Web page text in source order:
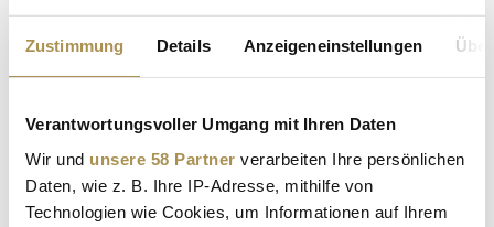
Zustimmung Details Anzeigeneinstellungen
Verantwortungsvoller Umgang mit Ihren Daten
Wir und unsere 58 Partner verarbeiten Ihre persönlichen
Daten, wie z. B. Ihre IP-Adresse, mithilfe von
Technologien wie Cookies, um Informationen auf Ihrem